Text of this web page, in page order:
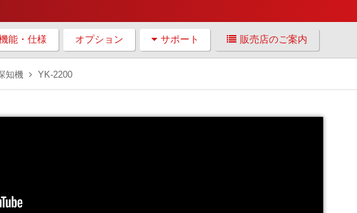
能・仕様 オプション サポート 販売店のご案内
知機 YK-2200